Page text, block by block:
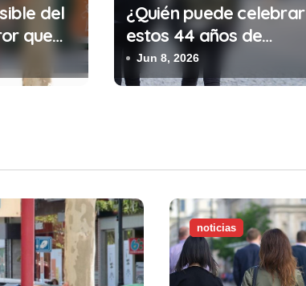
del
que
30
trabajo
¿Quién puede celebrar
estos 44 años de
autonomía?
Jun 8, 2026
noticias